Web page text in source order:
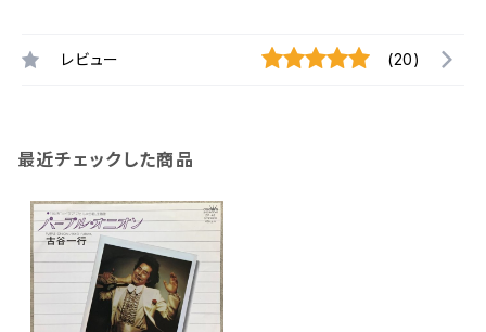
レビュー (20)
最近チェックした商品